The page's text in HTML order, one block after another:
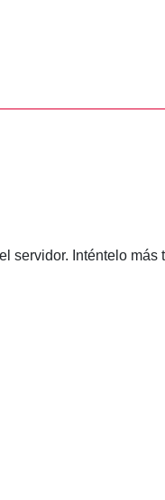
servidor. Inténtelo más